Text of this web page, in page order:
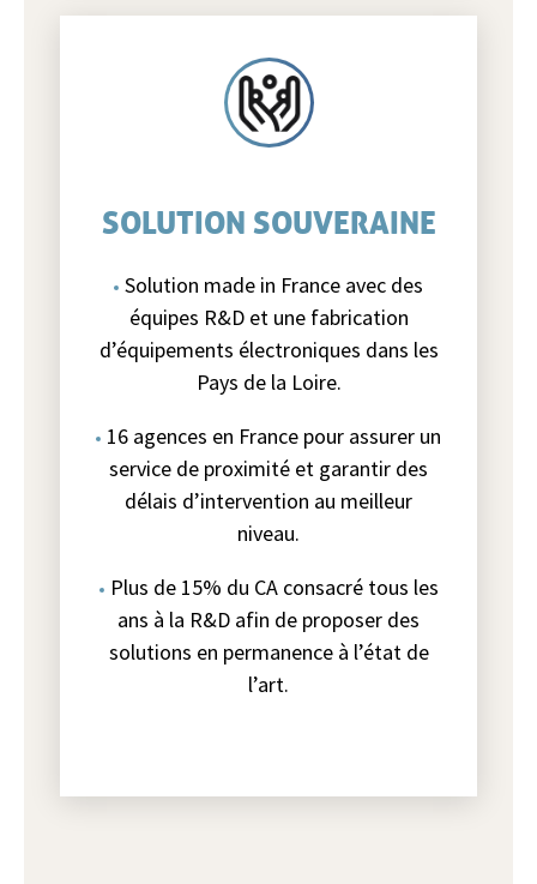
SOLUTION SOUVERAINE
Solution made in France avec des
équipes R&D et une fabrication
d’équipements électroniques dans les
Pays de la Loire.
16 agences en France pour assurer un
service de proximité et garantir des
délais d’intervention au meilleur
niveau.
Plus de 15% du CA consacré tous les
ans à la R&D afin de proposer des
solutions en permanence à l’état de
l’art.